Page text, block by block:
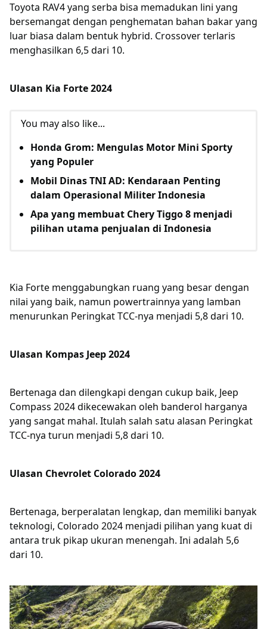
Toyota RAV4 yang serba bisa memadukan lini yang
bersemangat dengan penghematan bahan bakar yang
luar biasa dalam bentuk hybrid. Crossover terlaris
menghasilkan 6,5 dari 10.
Ulasan Kia Forte 2024
You may also like...
Honda Grom: Mengulas Motor Mini Sporty
yang Populer
Mobil Dinas TNI AD: Kendaraan Penting
dalam Operasional Militer Indonesia
Apa yang membuat Chery Tiggo 8 menjadi
pilihan utama penjualan di Indonesia
Kia Forte menggabungkan ruang yang besar dengan
nilai yang baik, namun powertrainnya yang lamban
menurunkan Peringkat TCC-nya menjadi 5,8 dari 10.
Ulasan Kompas Jeep 2024
Bertenaga dan dilengkapi dengan cukup baik, Jeep
Compass 2024 dikecewakan oleh banderol harganya
yang sangat mahal. Itulah salah satu alasan Peringkat
TCC-nya turun menjadi 5,8 dari 10.
Ulasan Chevrolet Colorado 2024
Bertenaga, berperalatan lengkap, dan memiliki banyak
teknologi, Colorado 2024 menjadi pilihan yang kuat di
antara truk pikap ukuran menengah. Ini adalah 5,6
dari 10.